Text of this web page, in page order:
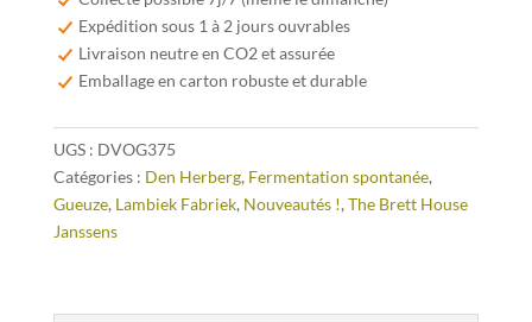
Oude
Geuze
37,5cl
Expédition sous 1 à 2 jours ouvrables
Livraison neutre en CO2 et assurée
Emballage en carton robuste et durable
UGS : DVOG375
Catégories : Den Herberg, Fermentation spontanée,
Gueuze, Lambiek Fabriek, Nouveautés !, The Brett House
Janssens